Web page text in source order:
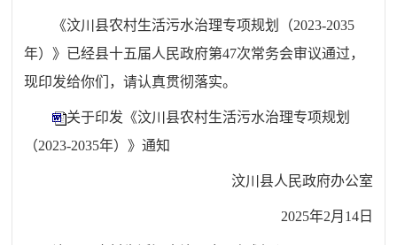
《汶川县农村生活污水治理专项规划（2023-2035
年）》已经县十五届人民政府第47次常务会审议通过，
现印发给你们，请认真贯彻落实。
关于印发《汶川县农村生活污水治理专项规划
（2023-2035年）》通知
汶川县人民政府办公室
2025年2月14日